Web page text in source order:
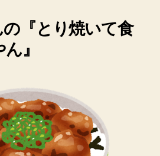
の『とり焼いて食
ん』